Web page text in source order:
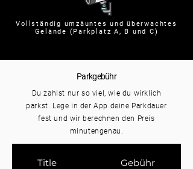
Vollständig umzäuntes und überwachtes
Gelände (Parkplatz A, B und C)
Parkgebühr
Du zahlst nur so viel, wie du wirklich
parkst. Lege in der App deine Parkdauer
fest und wir berechnen den Preis
minutengenau.
Title Gebühr